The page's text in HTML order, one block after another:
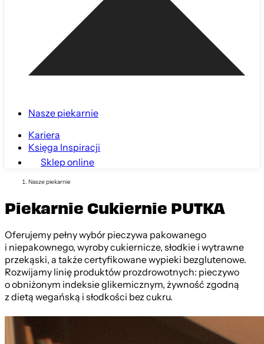
Nasze piekarnie
Kariera
Księga Inspiracji
Sklep online
Nasze piekarnie
Piekarnie Cukiernie PUTKA
Oferujemy pełny wybór pieczywa pakowanego
i niepakownego, wyroby cukiernicze, słodkie i wytrawne
przekąski, a także certyfikowane wypieki bezglutenowe.
Rozwijamy linię produktów prozdrowotnych: pieczywo
o obniżonym indeksie glikemicznym, żywność zgodną
z dietą wegańską i słodkości bez cukru.